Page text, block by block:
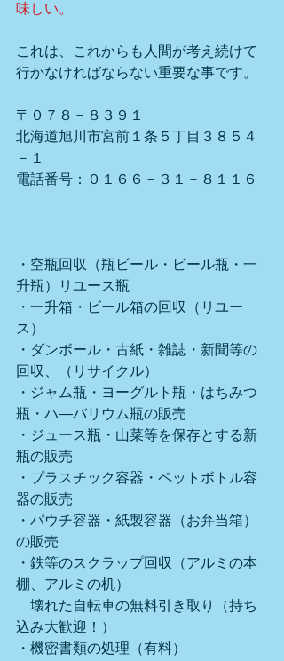
味しい。
これは、これからも人間が考え続けて
行かなければならない重要な事です。
〒０７８－８３９１
北海道旭川市宮前１条５丁目３８５４
－１
電話番号：０１６６－３１－８１１６
・空瓶回収（瓶ビール・ビール瓶・一
升瓶）リユース瓶
・一升箱・ビール箱の回収（リユー
ス）
・ダンボール・古紙・雑誌・新聞等の
回収、（リサイクル）
・ジャム瓶・ヨーグルト瓶・はちみつ
瓶・ハ―バリウム瓶の販売
・ジュース瓶・山菜等を保存とする新
瓶の販売
・プラスチック容器・ペットボトル容
器の販売
・パウチ容器・紙製容器（お弁当箱）
の販売
・鉄等のスクラップ回収（アルミの本
棚、アルミの机）
壊れた自転車の無料引き取り（持ち
込み大歓迎！）
・機密書類の処理（有料）